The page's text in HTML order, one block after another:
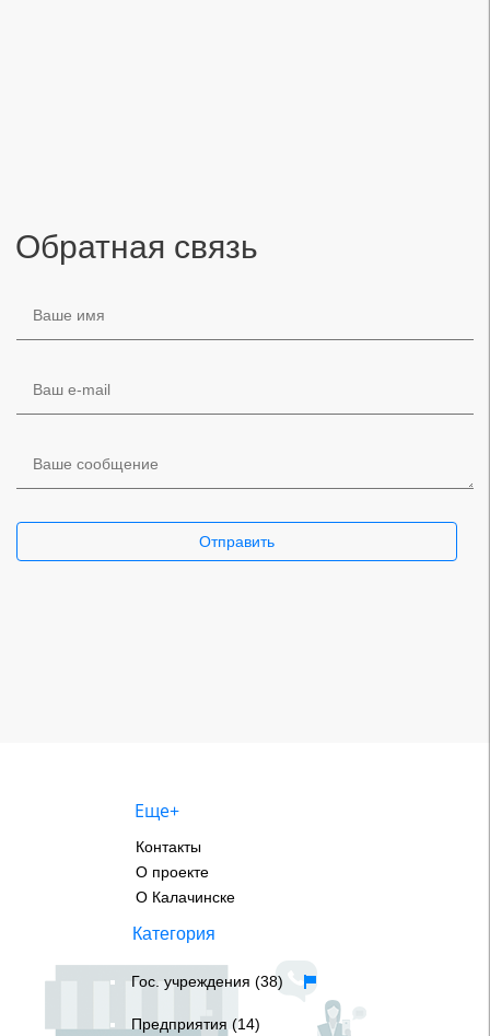
Обратная связь
Ваше имя
Ваш e-mail
Ваше сообщение
Отправить
Еще+
Контакты
О проекте
О Калачинске
Категория
Гос. учреждения (38)
Предприятия (14)